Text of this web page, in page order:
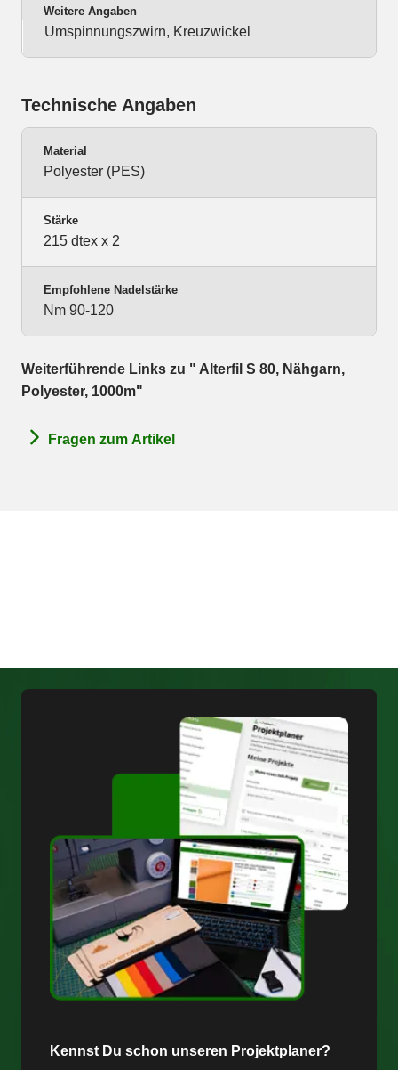
Weitere Angaben
Umspinnungszwirn, Kreuzwickel
Technische Angaben
Material
Polyester (PES)
Stärke
215 dtex x 2
Empfohlene Nadelstärke
Nm 90-120
Weiterführende Links zu " Alterfil S 80, Nähgarn,
Polyester, 1000m"
Fragen zum Artikel
Kennst Du schon unseren Projektplaner?